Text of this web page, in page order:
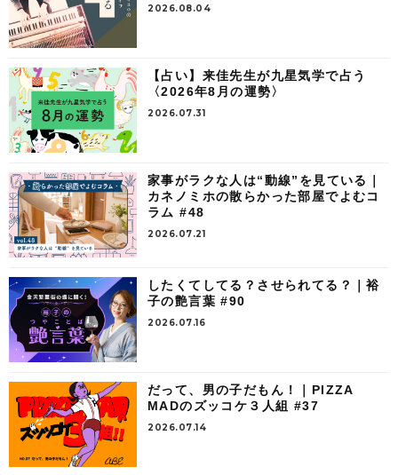
2026.08.04
【占い】来佳先生が九星気学で占う
〈2026年8月の運勢〉
2026.07.31
家事がラクな人は“動線”を見ている｜
カネノミホの散らかった部屋でよむコ
ラム #48
2026.07.21
したくてしてる？させられてる？｜裕
子の艶言葉 #90
2026.07.16
だって、男の子だもん！｜PIZZA
MADのズッコケ３人組 #37
2026.07.14